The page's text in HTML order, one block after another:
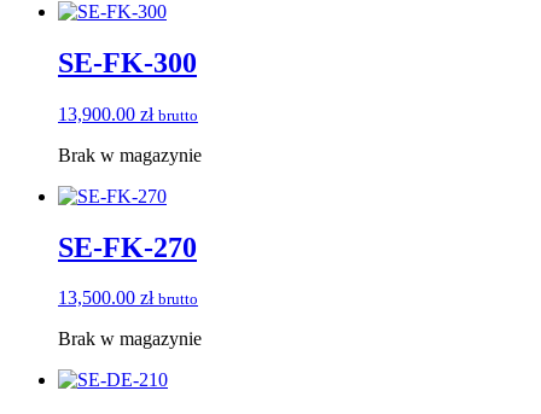
SE-FK-300
13,900.00 zł brutto
Brak w magazynie
SE-FK-270
13,500.00 zł brutto
Brak w magazynie